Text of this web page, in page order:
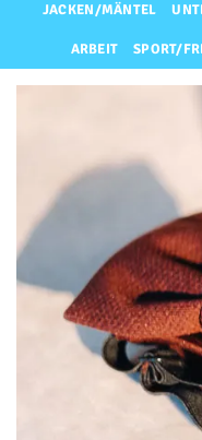
JACKEN/MÄNTEL
ARBEIT SPORT/